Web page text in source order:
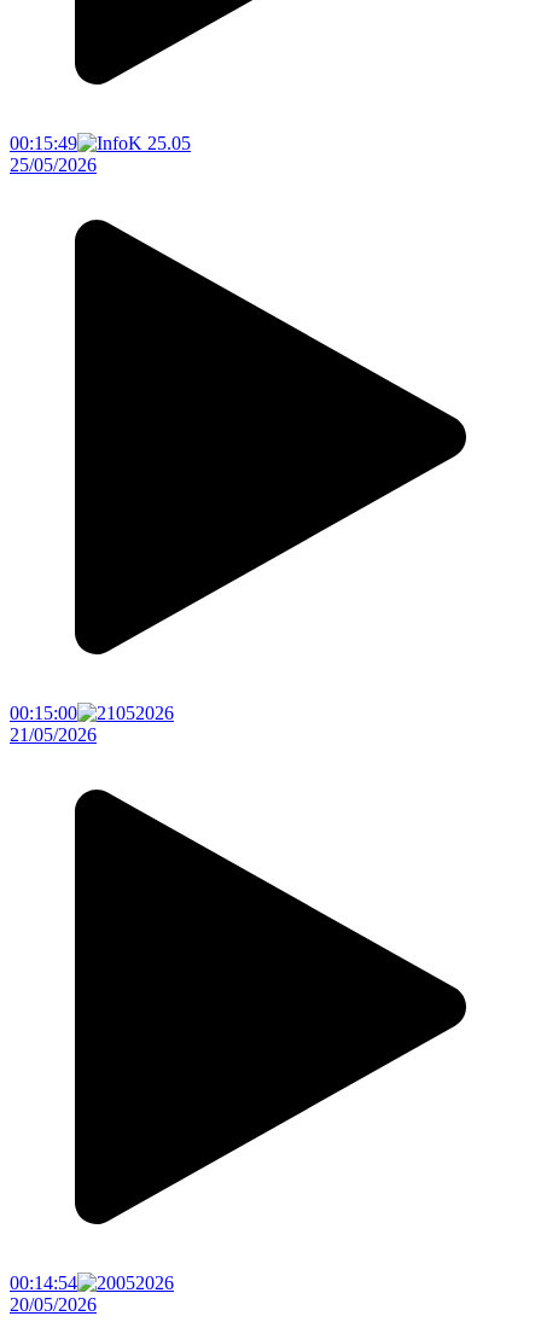
00:15:49
25/05/2026
00:15:00
21/05/2026
00:14:54
20/05/2026